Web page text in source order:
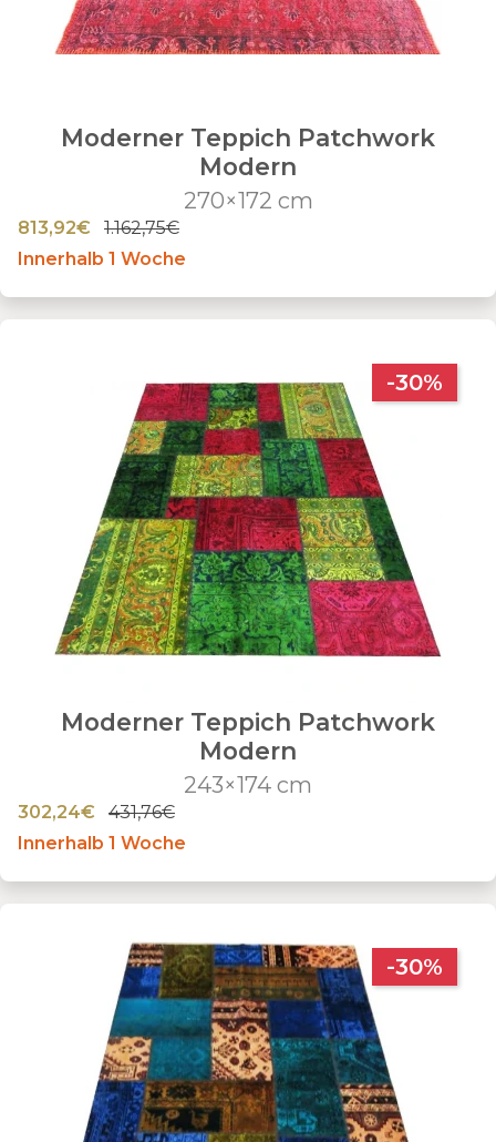
Moderner Teppich Patchwork
Modern
270×172 cm
813,92€
1.162,75€
Innerhalb 1 Woche
-30%
Moderner Teppich Patchwork
Modern
243×174 cm
302,24€
431,76€
Innerhalb 1 Woche
-30%